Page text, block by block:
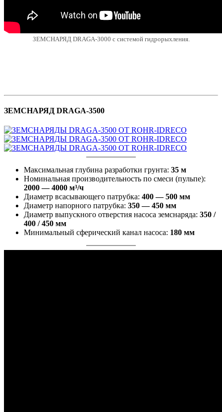
ЗЕМСНАРЯД DRAGA-3000 с системой гидрорыхления.
ЗЕМСНАРЯД DRAGA-3500
Максимальная глубина разработки грунта: 35 м
Номинальная производительность по смеси (пульпе):
2000 — 4000 м³/ч
Диаметр всасывающего патрубка: 400 — 500 мм
Диаметр напорного патрубка: 350 — 450 мм
Диаметр выпускного отверстия насоса земснаряда: 350 /
400 / 450 мм
Минимальный сферический канал насоса: 180 мм